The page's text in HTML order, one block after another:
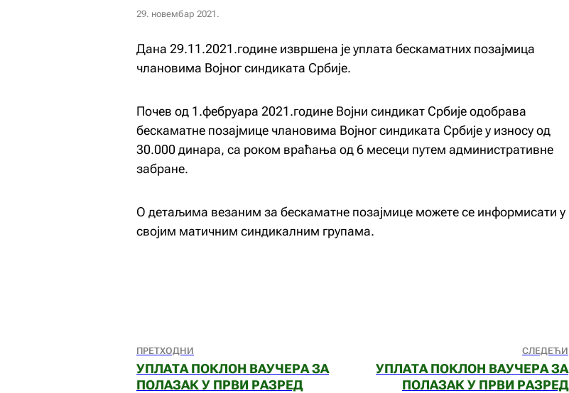
29. новембар 2021.
Дана 29.11.2021.године извршена је уплата бескаматних позајмица
члановима Војног синдиката Србије.
Почев од 1.фебруара 2021.године Војни синдикат Србије одобрава
бескаматне позајмице члановима Војног синдиката Србије у износу од
30.000 динара, са роком враћања од 6 месеци путем административне
забране.
О детаљима везаним за бескаматне позајмице можете се информисати у
својим матичним синдикалним групама.
ПРЕТХОДНИ
УПЛАТА ПОКЛОН ВАУЧЕРА ЗА
ПОЛАЗАК У ПРВИ РАЗРЕД
СЛЕДЕЋИ
УПЛАТА ПОКЛОН ВАУЧЕРА ЗА
ПОЛАЗАК У ПРВИ РАЗРЕД